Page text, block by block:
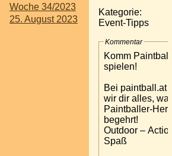
Woche 34/2023
25. August 2023
Kategorie:
Event-Tipps
Kommentar
Komm Paintball
spielen!
Bei paintball.at
wir dir alles, was
Paintballer-Herz
begehrt!
Outdoor – Action
Spaß